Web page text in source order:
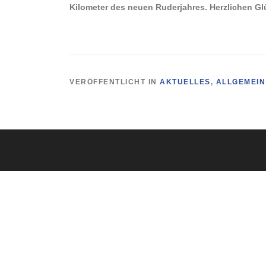
Kilometer des neuen Ruderjahres. Herzlichen
VERÖFFENTLICHT IN AKTUELLES , ALLGEMEIN